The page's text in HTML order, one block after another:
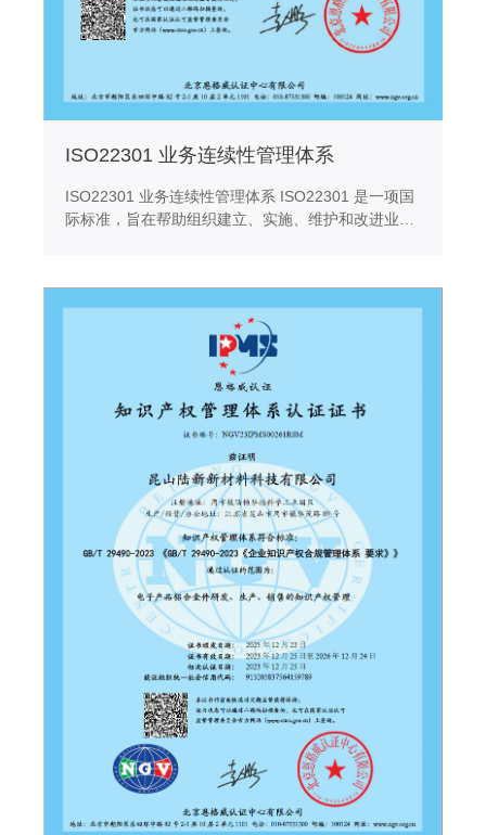
ISO22301 业务连续性管理体系
ISO22301 业务连续性管理体系 ISO22301 是一项国
际标准，旨在帮助组织建立、实施、维护和改进业务
业务过程。